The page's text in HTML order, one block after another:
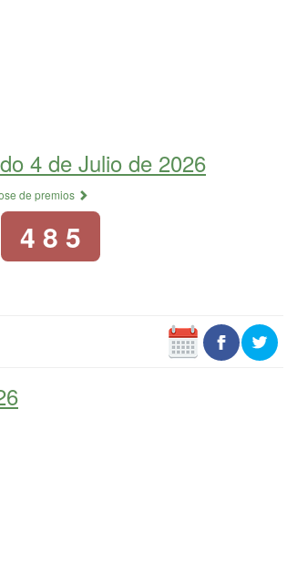
4 de Julio de 2026
de premios
4 8 5